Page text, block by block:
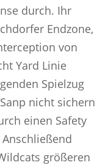
durch. Ihr
Endzone,
von
Yard Linie
Spielzug
nicht sichern
einen Safety
größeren